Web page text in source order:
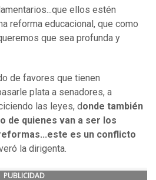
ellos estén
reforma educacional, que como
que sea profunda y
de favores que tienen
plata a senadores, a
las leyes, donde también
de quienes van a ser los
es un conflicto
la dirigenta.
PUBLICIDAD